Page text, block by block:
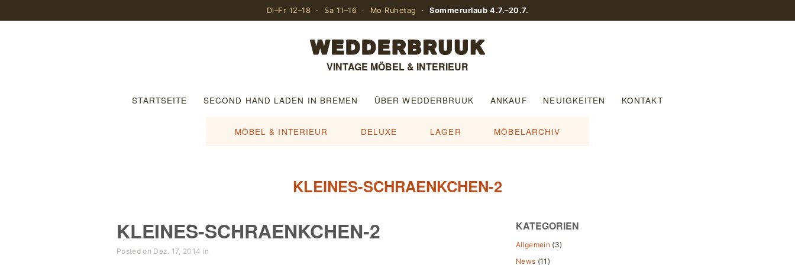
Di–Fr 12–18 · Sa 11–16 · Mo Ruhetag ·Sommerurlaub 4.7.–20.7.
VINTAGE MÖBEL & INTERIEUR
STARTSEITE SECOND HAND LADEN IN BREMEN ÜBER WEDDERBRUUK ANKAUF NEUIGKEITEN KONTAKT
MÖBEL & INTERIEUR DELUXE LAGER MÖBELARCHIV
KLEINES-SCHRAENKCHEN-2
KLEINES-SCHRAENKCHEN-2
Posted on Dez. 17, 2014 in
KATEGORIEN
Allgemein (3)
News (11)